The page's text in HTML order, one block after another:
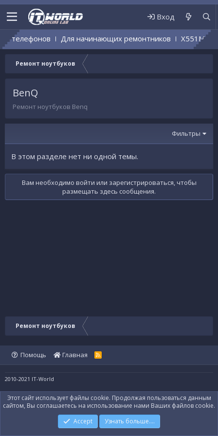
Вход
телефонов Для начинающих ремонтников X551MA
Ремонт ноутбуков
BenQ
Ремонт ноутбуков Benq
Фильтры
В этом разделе нет ни одной темы.
Вам необходимо войти или зарегистрироваться, чтобы
размещать здесь сообщения.
Ремонт ноутбуков
Помощь Главная
R
2010-2021 IT-World
Этот сайт использует файлы cookie. Продолжая пользоваться данным
сайтом, Вы соглашаетесь на использование нами Ваших файлов cookie.
Accept
Узнать больше....